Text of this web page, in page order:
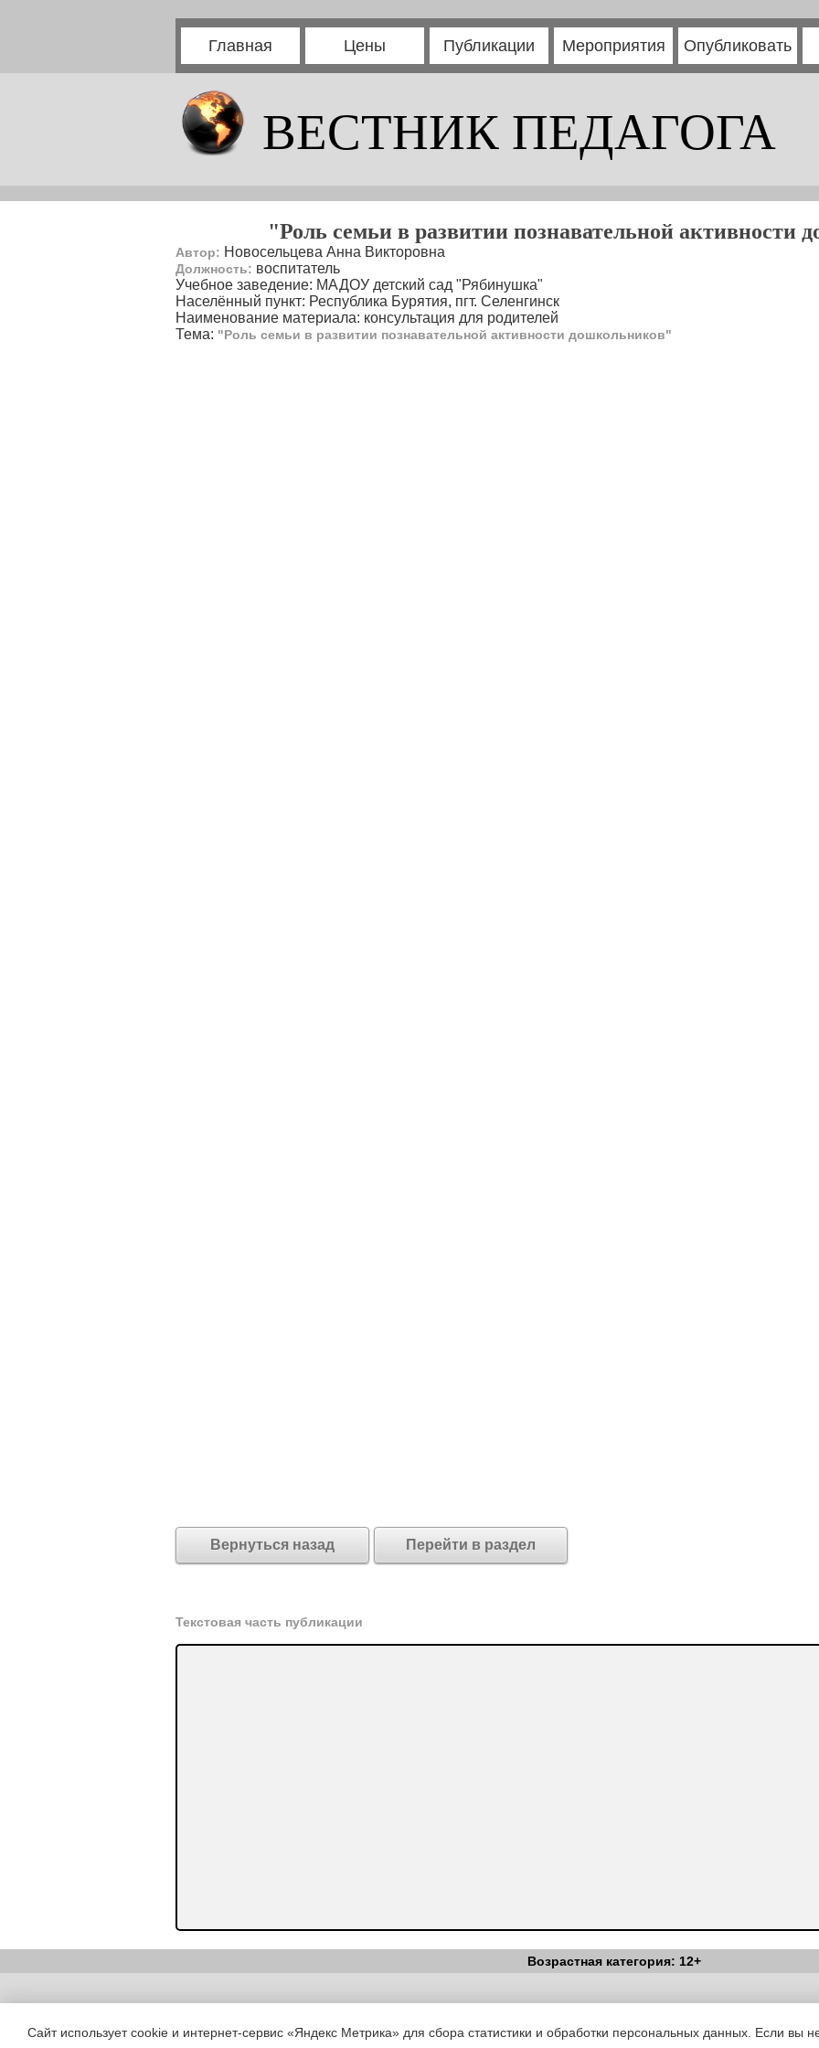
Главная Цены Публикации Мероприятия Опубликовать
ВЕСТНИК ПЕДАГОГА
"Роль семьи в развитии познавательной активности
Автор: Новосельцева Анна Викторовна
Должность: воспитатель
Учебное заведение: МАДОУ детский сад "Рябинушка"
Населённый пункт: Республика Бурятия, пгт. Селенгинск
Наименование материала: консультация для родителей
Тема: "Роль семьи в развитии познавательной активности дошкольников"
Вернуться назад Перейти в раздел
Текстовая часть публикации
Возрастная категория: 12+
Copyright (c) |Вестник Педагога|Об издании|Условия|Политика
Сайт использует cookie и интернет-сервис «Яндекс Метрика» для сбора статистики и обработки персональных данных. Если вы